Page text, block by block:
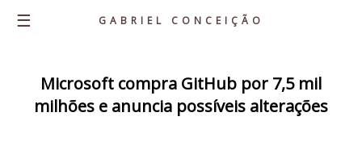
Home
About
☰ GABRIEL CONCEIÇÃO
Microsoft compra GitHub por 7,5 mil
milhões e anuncia possíveis alterações